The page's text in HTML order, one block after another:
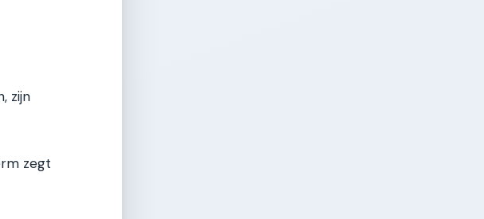
zijn
zegt